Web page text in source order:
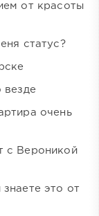
от красоты
статус?
везде
очень
с Вероникой
это от